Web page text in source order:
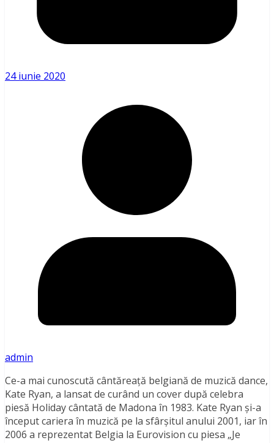
24 iunie 2020
admin
Ce-a mai cunoscută cântăreață belgiană de muzică dance,
Kate Ryan, a lansat de curând un cover după celebra
piesă Holiday cântată de Madona în 1983. Kate Ryan și-a
început cariera în muzică pe la sfârșitul anului 2001, iar în
2006 a reprezentat Belgia la Eurovision cu piesa „Je